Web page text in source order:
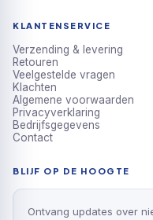
KLANTENSERVICE
Verzending & levering
Retouren
Veelgestelde vragen
Klachten
Algemene voorwaarden
Privacyverklaring
Bedrijfsgegevens
Contact
BLIJF OP DE HOOGTE
Ontvang updates over